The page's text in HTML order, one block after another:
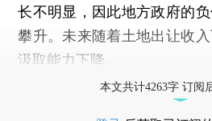
长不明显，因此地方政府的
攀升。未来随着土地出让收
汲取能力下降。
本文共计4263字 订阅